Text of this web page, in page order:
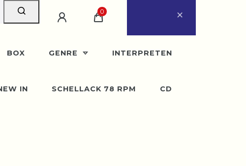
August ×
0
BOX GENRE INTERPRETEN
IN SCHELLACK 78 RPM CD